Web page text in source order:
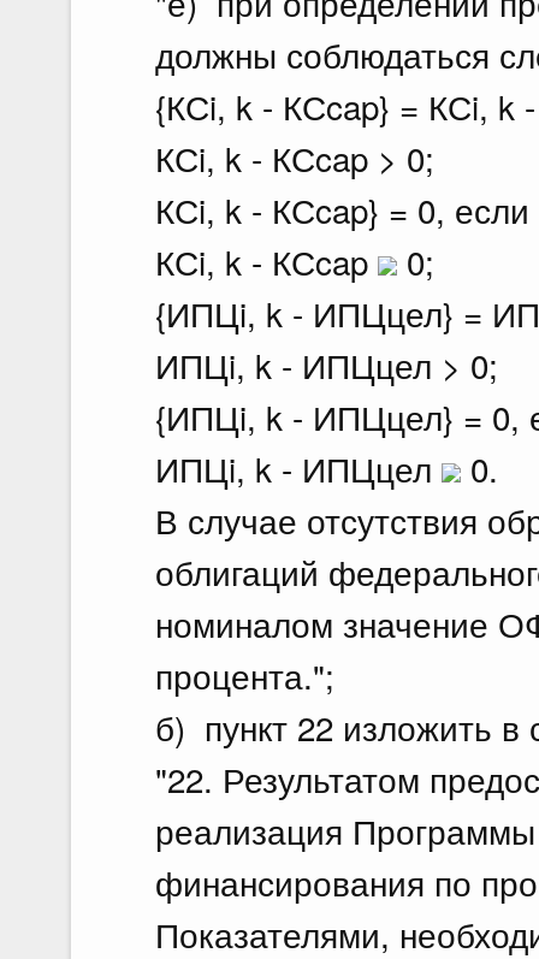
должны соблюдаться
{КСi, k - КСcap} = КСi, k
КСi, k - КСcap > 0;
КСi, k - КСcap} = 0, если
КСi, k - КСcap
0;
{ИПЦi, k - ИПЦцел} =
ИПЦi, k - ИПЦцел > 0;
{ИПЦi, k - ИПЦцел} = 0,
ИПЦi, k - ИПЦцел
0.
В случае отсутствия
облигаций
номиналом значение
процента.";
б) пункт 22 изложить
"22. Результатом
реализация
финансирования по
Показателями,